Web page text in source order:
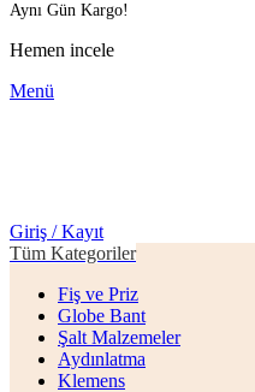
Aynı Gün Kargo!
Hemen incele
Menü
Giriş / Kayıt
Tüm Kategoriler
Fiş ve Priz
Globe Bant
Şalt Malzemeler
Aydınlatma
Klemens